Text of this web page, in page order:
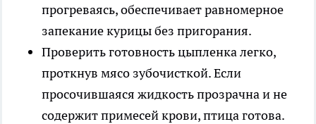
прогреваясь, обеспечивает равномерное
запекание курицы без пригорания.
Проверить готовность цыпленка легко,
проткнув мясо зубочисткой. Если
просочившаяся жидкость прозрачна и не
содержит примесей крови, птица готова.